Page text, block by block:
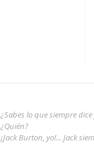
¿Sabes lo que siempre
¿Quién?
¡Jack Burton, yo!... Jack